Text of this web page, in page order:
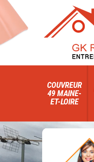
COUVREUR
49 MAINE-
ET-LOIRE